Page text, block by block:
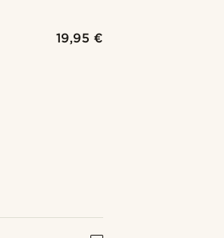
19,95 €